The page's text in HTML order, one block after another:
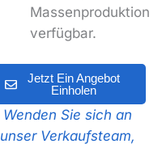
Massenproduktion
verfügbar.
Jetzt Ein Angebot
Einholen
Wenden Sie sich an
unser Verkaufsteam,